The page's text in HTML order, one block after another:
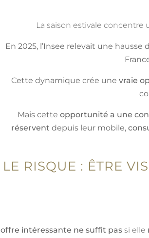
La saison estivale concentre
En 2025, l’Insee relevait une hausse
Cette dynamique crée une vraie
Mais cette opportunité a une
réservent depuis leur mobile,
LE RISQUE : ÊTRE
offre intéressante ne suffit pas si elle